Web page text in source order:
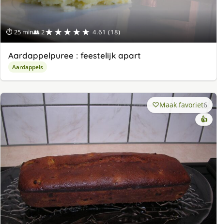
⏱ 25 min👥 2★★★★★ 4.61 (18)
Aardappelpuree : feestelijk apart
Aardappels
Maak favoriet6
👍